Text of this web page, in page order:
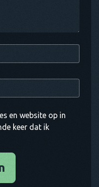
en website op in
keer dat ik